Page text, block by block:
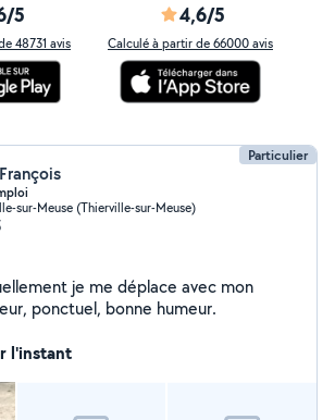
5
48731 avis
4,6/5
Calculé à partir de 66000 avis
Particulier
sur-Meuse (Thierville-sur-Meuse)
je me déplace avec mon
véhicule, travailleur, ponctuel, bonne humeur.
l'instant